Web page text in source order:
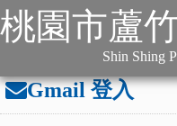
跳到主要內容
網站導覽
桃園市蘆
Shin Shing
:::
辦公連結
Gmail 登入